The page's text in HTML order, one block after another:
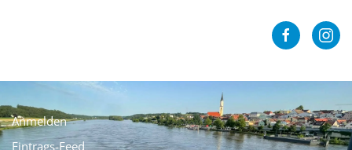
Anmelden
Eintrags-Feed